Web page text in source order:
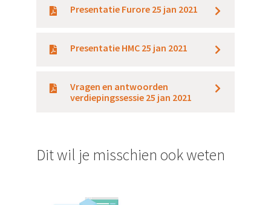
Presentatie Furore 25 jan 2021
Presentatie HMC 25 jan 2021
Vragen en antwoorden
verdiepingssessie 25 jan 2021
Dit wil je misschien ook weten